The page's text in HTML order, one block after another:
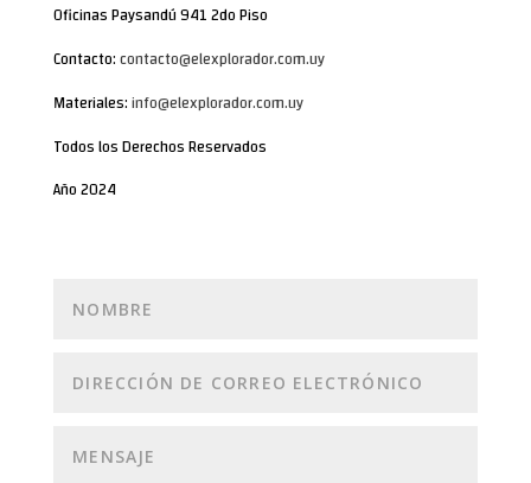
Oficinas Paysandú 941 2do Piso
Contacto:contacto@elexplorador.com.uy
Materiales:info@elexplorador.com.uy
Todos los Derechos Reservados
Año 2024